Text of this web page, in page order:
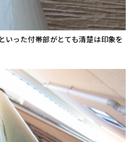
いった付帯部がとても清楚は印象を